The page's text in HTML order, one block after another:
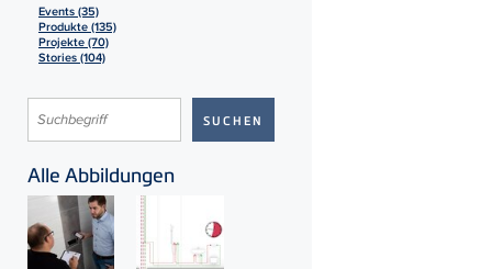
Events (35)
Produkte (135)
Projekte (70)
Stories (104)
Alle Abbildungen